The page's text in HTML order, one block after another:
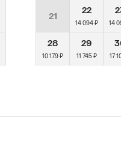
21
22
14 094 ₽ 14
28
10 179 ₽
29
11 745 ₽ 17